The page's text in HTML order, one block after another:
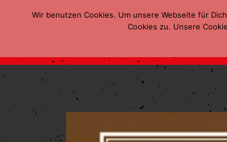
Wir benutzen Cookies. Um unsere Webseite für
Cookies zu. Unsere